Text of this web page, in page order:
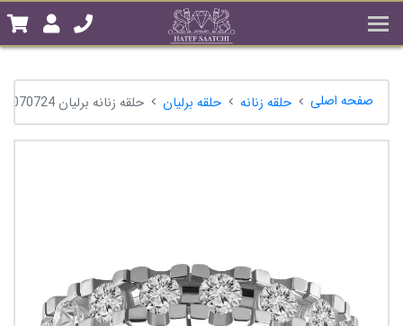
صفحه اصلی حلقه زنانه حلقه برلیان حلقه زنانه برلیان A1070724